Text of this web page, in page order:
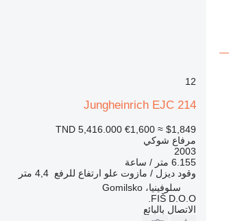
12
Jungheinrich EJC 214
TND 5,416.000 €1,600 ≈ $1,849
مرفاع شوكي
2003
6.155 متر / ساعة
وقود ديزل / مازوت علو ارتفاع للرفع 4,4 متر
سلوفينيا، Gomilsko
FIŠ D.O.O.
الاتصال بالبائع